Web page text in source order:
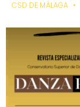
CSD DE MÁLAGA